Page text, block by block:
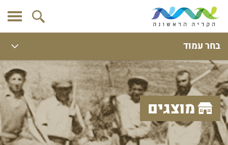
בחר עמוד
מוצגים